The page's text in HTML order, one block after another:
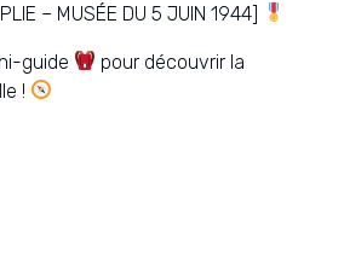
– MUSÉE DU 5 JUIN 1944]
guide
pour découvrir la
!